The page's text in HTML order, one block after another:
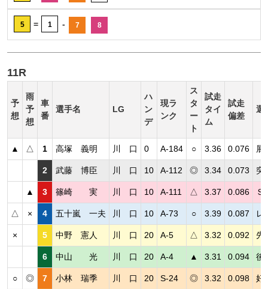
5 = 1 - 7 8
11R
予
想
雨
予
想
車
番
選手名 LG
ハ
ン
デ
現ラ
ンク
ス
タ
ー
ト
試走
タイ
ム
試走
偏差
選
▲ △ 1 高塚 義明 川 口 0 A-184 ○ 3.36 0.076 展
2 武藤 博臣 川 口 10 A-112 ◎ 3.34 0.073 突
▲ 3 篠崎 実 川 口 10 A-111 △ 3.37 0.086 Ｓ
△ × 4 五十嵐 一夫 川 口 10 A-73 ○ 3.39 0.087 レ
× 5 中野 憲人 川 口 20 A-5 △ 3.32 0.092 先
6 中山 光 川 口 20 A-4 ▲ 3.31 0.094 後
○ ◎ 7 小林 瑞季 川 口 20 S-24 ◎ 3.32 0.098 好